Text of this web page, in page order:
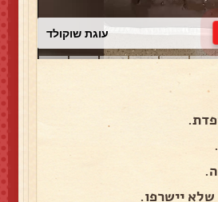
עוגת שוקולד
יישרפו.